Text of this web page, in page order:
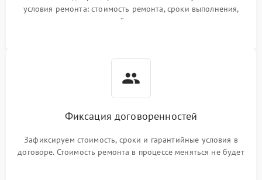
условия ремонта: стоимость ремонта, сроки выполнения,
гарантийные условия
Фиксация договоренностей
Зафиксируем стоимость, сроки и гарантийные условия в
договоре. Стоимость ремонта в процессе меняться не будет